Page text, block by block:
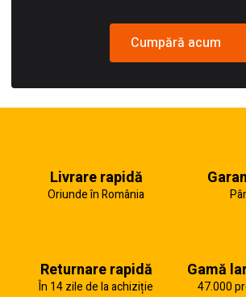
Cumpără acum
Livrare rapidă
Oriunde în România
Returnare rapidă
În 14 zile de la achiziție
Gamă
47.000